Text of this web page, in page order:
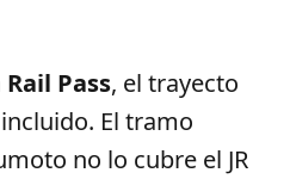
Rail Pass, el trayecto
El tramo
no lo cubre el JR